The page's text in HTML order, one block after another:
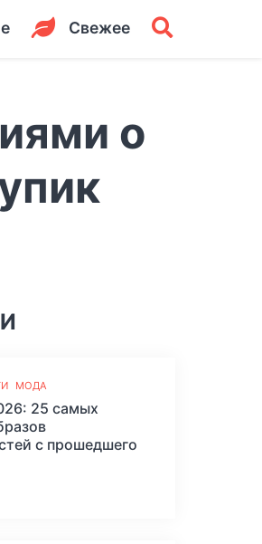
Свежее
о
МОДА
25 самых
с прошедшего